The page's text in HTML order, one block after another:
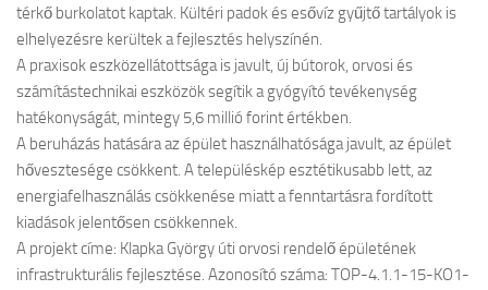
térkő burkolatot kaptak. Kültéri padok és esővíz gyűjtő tartályok is
elhelyezésre kerültek a fejlesztés helyszínén.
A praxisok eszközellátottsága is javult, új bútorok, orvosi és
számítástechnikai eszközök segítik a gyógyító tevékenység
hatékonyságát, mintegy 5,6 millió forint értékben.
A beruházás hatására az épület használhatósága javult, az épület
hővesztesége csökkent. A településkép esztétikusabb lett, az
energiafelhasználás csökkenése miatt a fenntartásra fordított
kiadások jelentősen csökkennek.
A projekt címe: Klapka György úti orvosi rendelő épületének
infrastrukturális fejlesztése. Azonosító száma: TOP-4.1.1-15-KO1-